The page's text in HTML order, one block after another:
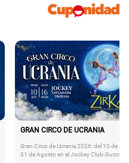
GRAN CIRCO DE UCRANIA
Gran Circo de Ucrania 2026: del 10 de
31 de Agosto en el Jockey Club-Surco